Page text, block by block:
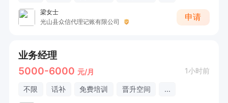
梁女士
光山县众信代理记账有限公司
申请
业务经理
5000-6000 元/月 1小时前
不限 话补 免费培训 晋升空间 ...